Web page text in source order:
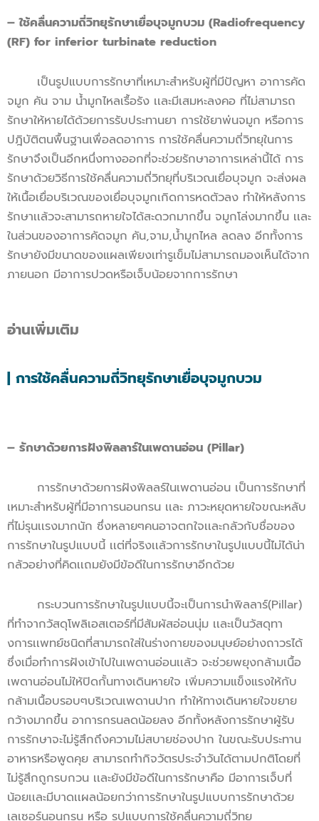
– ใช้คลื่นความถี่วิทยุรักษาเยื่อบุจมูกบวม (Radiofrequency
(RF) for inferior turbinate reduction
เป็นรูปแบบการรักษาที่เหมาะสำหรับผู้ที่มีปัญหา อาการคัด
จมูก คัน จาม น้ำมูกไหลเรื้อรัง เเละมีเสมหะลงคอ ที่ไม่สามารถ
รักษาให้หายได้ด้วยการรับประทานยา การใช้ยาพ่นจมูก หรือการ
ปฎิบัติตนพื้นฐานเพื่อลดอาการ การใช้คลื่นความถี่วิทยุในการ
รักษาจึงเป็นอีกหนึ่งทางออกที่จะช่วยรักษาอาการเหล่านี้ได้ การ
รักษาด้วยวิธีการใช้คลื่นความถี่วิทยุที่บริเวณเยื่อบุจมูก จะส่งผล
ให้เนื้อเยื่อบริเวณของเยื่อบุจมูกเกิดการหดตัวลง ทำให้หลังการ
รักษาเเล้วจะสามารถหายใจได้สะดวกมากขึ้น จมูกโล่งมากขึ้น เเละ
ในส่วนของอาการคัดจมูก คัน,จาม,น้ำมูกไหล ลดลง อีกทั้งการ
รักษายังมีขนาดของแผลเพียงเท่ารูเข็มไม่สามารถมองเห็นได้จาก
ภายนอก มีอาการปวดหรือเจ็บน้อยจากการรักษา
อ่านเพิ่มเติม
| การใช้คลื่นความถี่วิทยุรักษาเยื่อบุจมูกบวม
– รักษาด้วยการฝังพิลลาร์ในเพดานอ่อน (Pillar)
การรักษาด้วยการฝังพิลลร์ในเพดานอ่อน เป็นการรักษาที่
เหมาะสำหรับผู้ที่มีอาการนอนกรน เเละ ภาวะหยุดหายใจขณะหลับ
ที่ไม่รุนเเรงมากนัก ซึ่งหลายๆคนอาจตกใจเเละกลัวกับชื่อของ
การรักษาในรูปแบบนี้ เเต่ที่จริงเเล้วการรักษาในรูปแบบนี้ไม่ได้น่า
กลัวอย่างที่คิดเเถมยังมีข้อดีในการรักษาอีกด้วย
กระบวนการรักษาในรูปแบบนี้จะเป็นการนำพิลลาร์(Pillar)
ที่ทำจากวัสดุโพลิเอสเตอร์ที่มีสัมผัสอ่อนนุ่ม เเละเป็นวัสดุทา
งการเเพทย์ชนิดที่สามารถใส่ในร่างกายของมนุษย์อย่างถาวรได้
ซึ่งเมื่อทำการฝังเข้าไปในเพดานอ่อนเเล้ว จะช่วยพยุงกล้ามเนื้อ
เพดานอ่อนไม่ให้ปิดกั้นทางเดินหายใจ เพิ่มความแข็งแรงให้กับ
กล้ามเนื้อบรอบๆบริเวณเพดานปาก ทำให้ทางเดินหายใจขยาย
กว้างมากขึ้น อาการกรนลดน้อยลง อีกทั้งหลังการรักษาผู้รับ
การรักษาจะไม่รู้สึกถึงความไม่สบายช่องปาก ในขณะรับประทาน
อาหารหรือพูดคุย สามารถทำกิจวัตรประจำวันได้ตามปกติโดยที่
ไม่รู้สึกถูกรบกวน เเละยังมีข้อดีในการรักษาคือ มีอาการเจ็บที่
น้อยเเละมีบาดเเผลน้อยกว่าการรักษาในรูปแบบการรักษาด้วย
เลเซอร์นอนกรน หรือ รูปแบบการใช้คลื่นความถี่วิทยุ